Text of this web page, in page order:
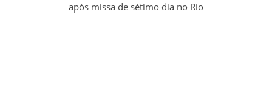
após missa de sétimo dia no Rio